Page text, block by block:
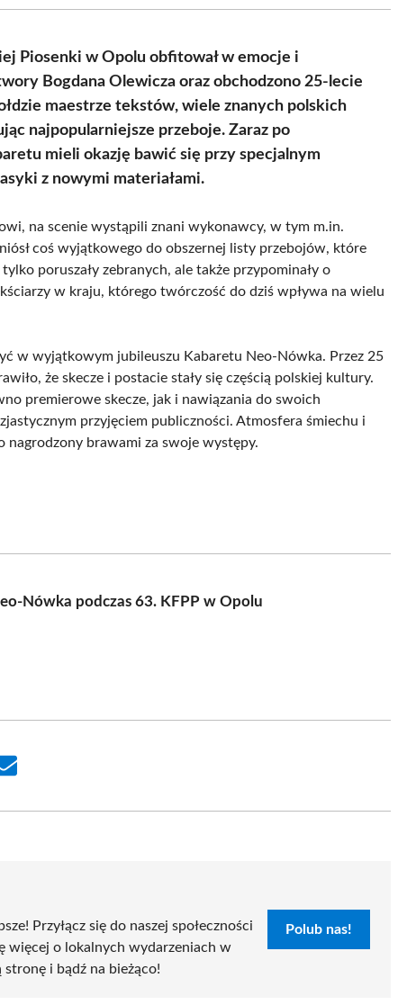
(Twitter)
Piosenki w Opolu obfitował w emocje i
Bogdana Olewicza oraz obchodzono 25-lecie
maestrze tekstów, wiele znanych polskich
najpopularniejsze przeboje. Zaraz po
mieli okazję bawić się przy specjalnym
z nowymi materiałami.
na scenie wystąpili znani wykonawcy, w tym m.in.
coś wyjątkowego do obszernej listy przebojów, które
poruszały zebranych, ale także przypominały o
w kraju, którego twórczość do dziś wpływa na wielu
w wyjątkowym jubileuszu Kabaretu Neo-Nówka. Przez 25
że skecze i postacie stały się częścią polskiej kultury.
premierowe skecze, jak i nawiązania do swoich
przyjęciem publiczności. Atmosfera śmiechu i
nagrodzony brawami za swoje występy.
Nówka podczas 63. KFPP w Opolu
Share
Przyłącz się do naszej społeczności
więcej o lokalnych wydarzeniach w
i bądź na bieżąco!
Polub nas!